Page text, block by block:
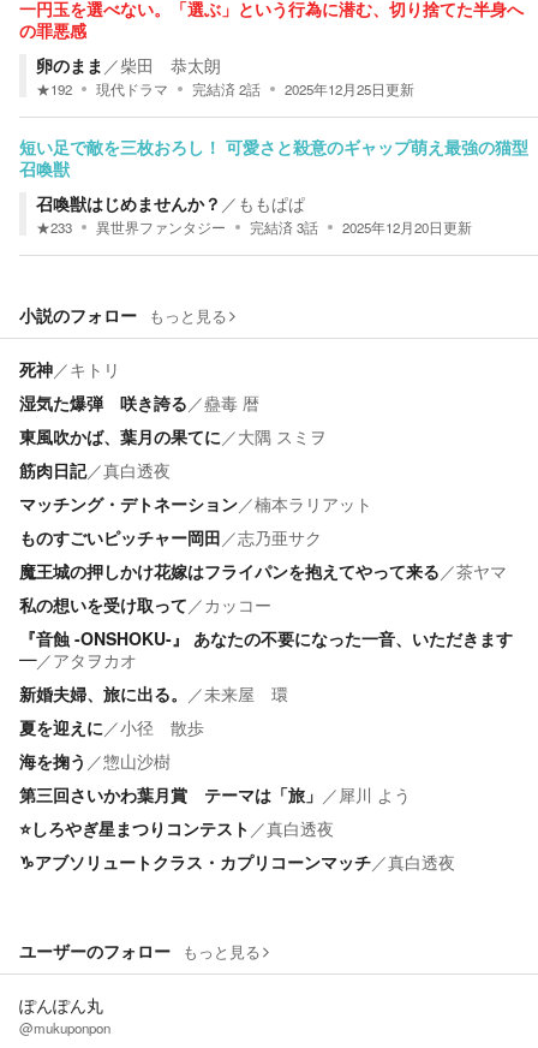
一円玉を選べない。「選ぶ」という行為に潜む、切り捨てた半身へ
の罪悪感
卵のまま ／柴田 恭太朗
★192 現代ドラマ 完結済2話 2025年12月25日更新
短い足で敵を三枚おろし！ 可愛さと殺意のギャップ萌え最強の猫型
召喚獣
召喚獣はじめませんか？ ／ ももぱぱ
★233 異世界ファンタジー 完結済3話 2025年12月20日更新
小説のフォロー もっと見る
死神／キトリ
湿気た爆弾 咲き誇る／蠱毒 暦
東風吹かば、葉月の果てに／大隅 スミヲ
筋肉日記／真白透夜
マッチング・デトネーション／楠本ラリアット
ものすごいピッチャー岡田／志乃亜サク
魔王城の押しかけ花嫁はフライパンを抱えてやって来る／茶ヤマ
私の想いを受け取って／カッコー
『音蝕 -ONSHOKU-』 あなたの不要になった一音、いただきます
―／アタヲカオ
新婚夫婦、旅に出る。 ／未来屋 環
夏を迎えに／小径 散歩
海を掬う ／惣山沙樹
第三回さいかわ葉月賞 テーマは「旅」 ／犀川 よう
⭐️しろやぎ星まつりコンテスト ／真白透夜
♑️アブソリュートクラス・カプリコーンマッチ／真白透夜
ユーザーのフォロー もっと見る
ぽんぽん丸
@mukuponpon